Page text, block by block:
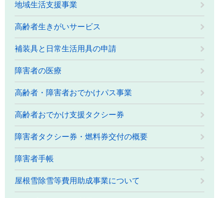
地域生活支援事業
高齢者生きがいサービス
補装具と日常生活用具の申請
障害者の医療
高齢者・障害者おでかけパス事業
高齢者おでかけ支援タクシー券
障害者タクシー券・燃料券交付の概要
障害者手帳
屋根雪除雪等費用助成事業について